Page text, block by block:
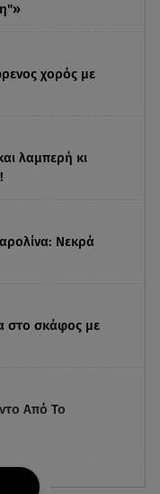
χορός με
λαμπερή κι
Νεκρά
στο σκάφος με
Από Το